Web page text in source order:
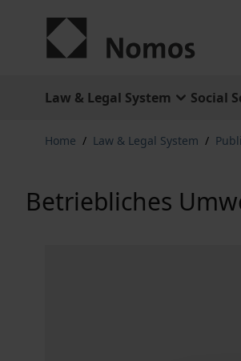
Law & Legal System Social
Home / Law & Legal System /
Betriebliches